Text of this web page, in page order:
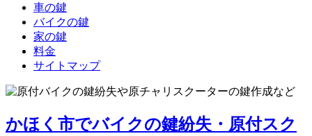
車の鍵
バイクの鍵
家の鍵
料金
サイトマップ
かほく市でバイクの鍵紛失・原付スク